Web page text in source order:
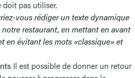
doit pas utiliser.
vous rédiger un texte dynamique
restaurant, en mettant en avant
en évitant les mots «classique» et
Il est possible de donner un retour